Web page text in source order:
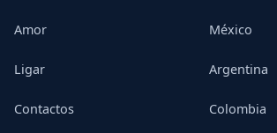
Amor
Ligar
Contactos
México
Argentina
Colombia